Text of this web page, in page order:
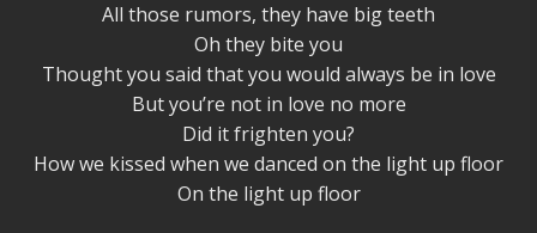
All those rumors, they have big teeth
Oh they bite you
Thought you said that you would always be in love
But you’re not in love no more
Did it frighten you?
How we kissed when we danced on the light up floor
On the light up floor